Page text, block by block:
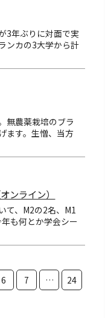
3年ぶりに対面で実
ンカの3大学から計
無農薬栽培のブラ
ます。生憎、当方
ンライン）
て、M2の2名、M1
も何とか学会シー
6 7 …
24